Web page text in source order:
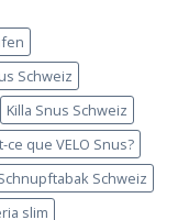
Schweiz
Killa Snus Schweiz
ce que VELO Snus?
Schweiz
slim